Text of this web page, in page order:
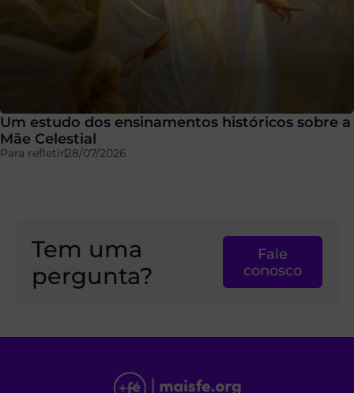
Um estudo dos ensinamentos históricos sobre a
Mãe Celestial
Para refletir28/07/2026
Tem uma
pergunta?
Fale
conosco